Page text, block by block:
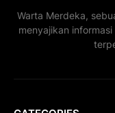
Warta Merdeka,
menyajikan